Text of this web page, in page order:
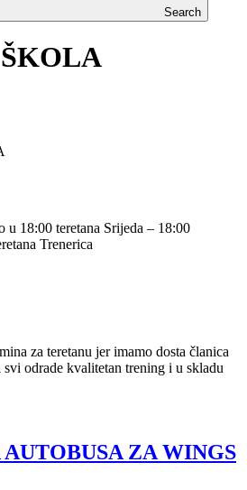
Search
ŠKOLA
u 18:00 teretana Srijeda – 18:00
Trenerica
za teretanu jer imamo dosta članica
odrade kvalitetan trening i u skladu
ZA WINGS